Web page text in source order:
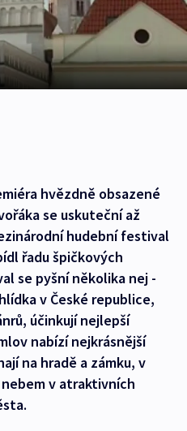
hvězdně obsazené
se uskuteční až
hudební festival
řadu špičkových
se pyšní několika nej -
v České republice,
účinkují nejlepší
nabízí nejkrásnější
na hradě a zámku, v
v atraktivních